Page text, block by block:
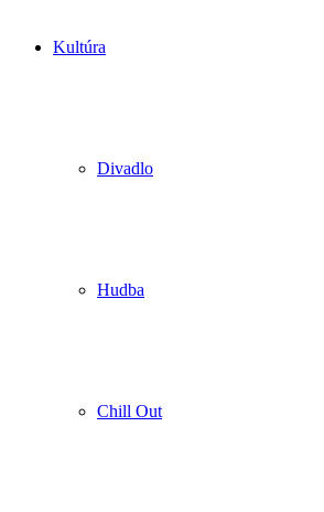
Kultúra
Divadlo
Hudba
Chill Out